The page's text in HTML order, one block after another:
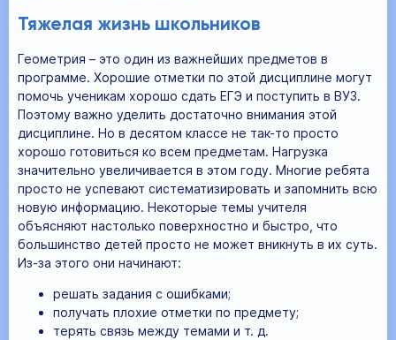
Тяжелая жизнь школьников
Геометрия – это один из важнейших предметов в
программе. Хорошие отметки по этой дисциплине могут
помочь ученикам хорошо сдать ЕГЭ и поступить в ВУЗ.
Поэтому важно уделить достаточно внимания этой
дисциплине. Но в десятом классе не так-то просто
хорошо готовиться ко всем предметам. Нагрузка
значительно увеличивается в этом году. Многие ребята
просто не успевают систематизировать и запомнить всю
новую информацию. Некоторые темы учителя
объясняют настолько поверхностно и быстро, что
большинство детей просто не может вникнуть в их суть.
Из-за этого они начинают:
решать задания с ошибками;
получать плохие отметки по предмету;
терять связь между темами и т. д.